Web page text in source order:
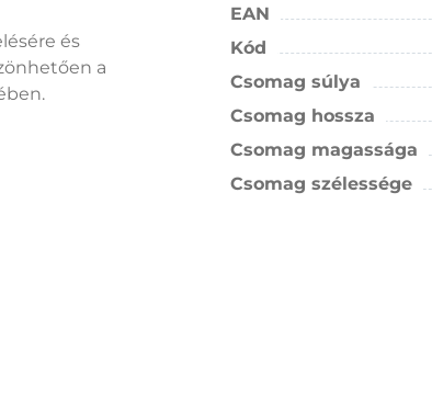
és
a
EAN
Kód
Csomag súlya
Csomag hossza
Csomag magassága
Csomag szélessége